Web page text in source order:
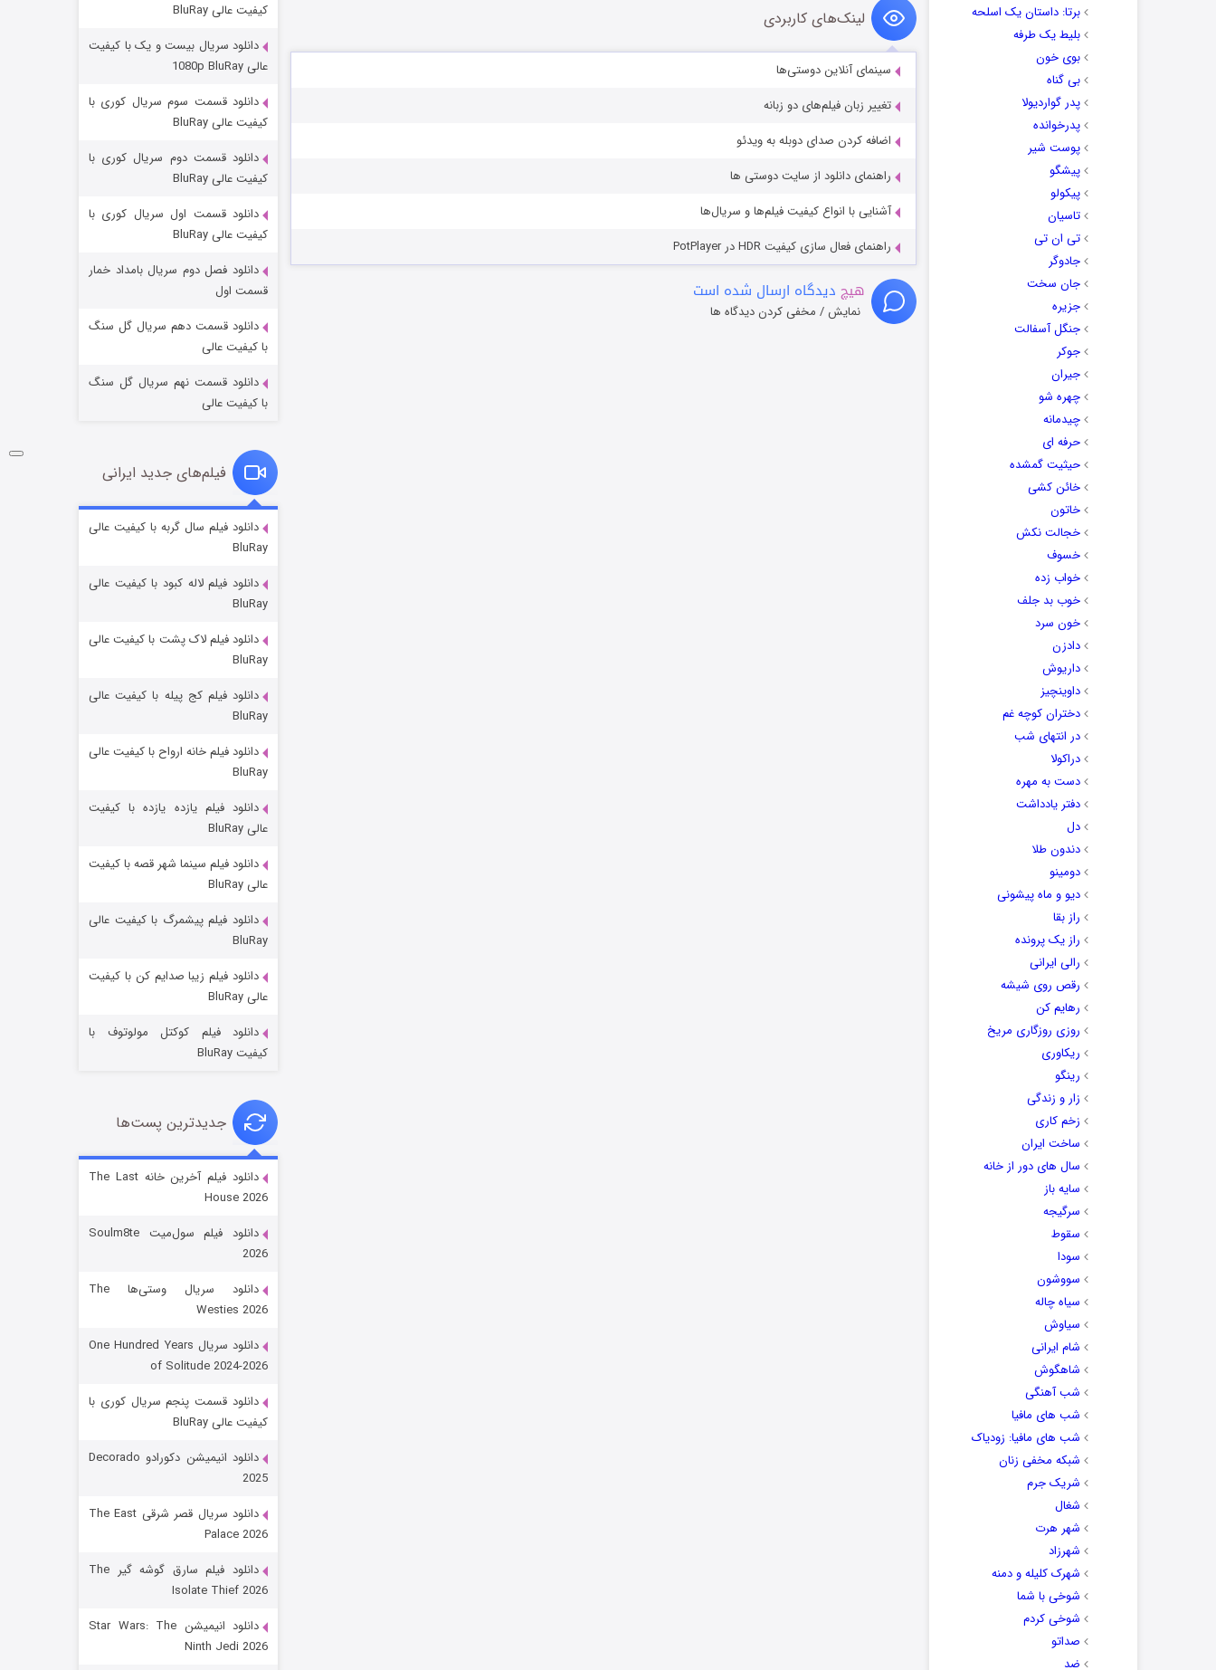
برتا: داستان یک اسلحه
بلیط یک‌‌ طرفه
بوی خون
بی گناه
پدر گواردیولا
پدرخوانده
پوست شیر
پیشگو
پیکولو
تاسیان
تی ان تی
جادوگر
جان سخت
جزیره
جنگل آسفالت
جوکر
جیران
چهره شو
چیدمانه
حرفه ای
حیثیت گمشده
خائن کشی
خاتون
خجالت نکش
خسوف
خواب زده
خوب بد جلف
خون سرد
دادزن
داریوش
داوینچیز
دختران کوچه غم
در انتهای شب
دراکولا
دست به مهره
دفتر یادداشت
دل
دندون طلا
دومینو
دیو و ماه پیشونی
راز بقا
راز یک پرونده
رالی ایرانی
رقص روی شیشه
رهایم کن
روزی روزگاری مریخ
ریکاوری
رینگو
زار و زندگی
زخم کاری
ساخت ایران
سال های دور از خانه
سایه باز
سرگیجه
سقوط
سودا
سووشون
سیاه چاله
سیاوش
شام ایرانی
شاهگوش
شب آهنگی
شب های مافیا
شب های مافیا: زودیاک
شبکه مخفی زنان
شریک جرم
شغال
شهر هرت
شهرزاد
شهرک کلیله و دمنه
شوخی با شما
شوخی کردم
صداتو
ضد
لینک‌های کاربردی
سینمای آنلاین دوستی‌ها
تغییر زبان فیلم‌های دو زبانه
اضافه کردن صدای دوبله به ویدئو
راهنمای دانلود از سایت دوستی ها
آشنایی با انواع کیفیت فیلم‌ها و سریال‌ها
راهنمای فعال سازی کیفیت HDR در PotPlayer
هیچ دیدگاه ارسال شده است
نمایش / مخفی کردن دیدگاه ها
عملیات آپارتمان
مردگان متحرک: شهر مرده ۳
قسمت ۲ (زیرنویس) منتشر شد
شکست استوارت در نجات جهان
قسمت
شوگر فصل ۲
خاندان اژدها فصل ۳
قسمت
باب اسفنجی فصل ۱۷
قسمت
کیفیت عالی BluRay
دانلود سریال بیست و یک با کیفیت
عالی 1080p BluRay
دانلود قسمت سوم سریال کوری با
کیفیت عالی BluRay
دانلود قسمت دوم سریال کوری با
کیفیت عالی BluRay
دانلود قسمت اول سریال کوری با
کیفیت عالی BluRay
دانلود فصل دوم سریال بامداد خمار
قسمت اول
دانلود قسمت دهم سریال گل سنگ
با کیفیت عالی
دانلود قسمت نهم سریال گل سنگ
با کیفیت عالی
فیلم‌های جدید ایرانی
دانلود فیلم سال گربه با کیفیت عالی
BluRay
دانلود فیلم لاله کبود با کیفیت عالی
BluRay
دانلود فیلم لاک پشت با کیفیت عالی
BluRay
دانلود فیلم کج‌ پیله با کیفیت عالی
BluRay
دانلود فیلم خانه ارواح با کیفیت عالی
BluRay
دانلود فیلم یازده یازده با کیفیت
عالی BluRay
دانلود فیلم سینما شهر قصه با کیفیت
عالی BluRay
دانلود فیلم پیشمرگ با کیفیت عالی
BluRay
دانلود فیلم زیبا صدایم کن با کیفیت
عالی BluRay
دانلود فیلم کوکتل مولوتوف با
کیفیت BluRay
جدیدترین پست‌ها
دانلود فیلم آخرین خانه The Last
House 2026
دانلود فیلم سول‌میت Soulm8te
2026
دانلود سریال وستی‌ها The
Westies 2026
دانلود سریال One Hundred Years
of Solitude 2024-2026
دانلود قسمت پنجم سریال کوری با
کیفیت عالی BluRay
دانلود انیمیشن دکورادو Decorado
2025
دانلود سریال قصر شرقی The East
Palace 2026
دانلود فیلم سارق گوشه گیر The
Isolate Thief 2026
دانلود انیمیشن Star Wars: The
Ninth Jedi 2026